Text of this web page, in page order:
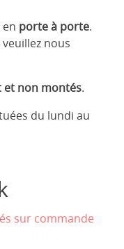
porte à porte.
nous
et non montés.
du lundi au
sur commande